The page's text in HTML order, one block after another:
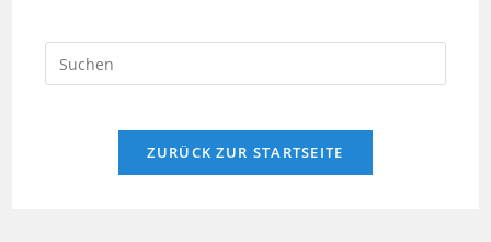
ZURÜCK ZUR STARTSEITE